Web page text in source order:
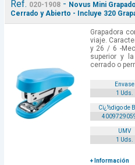
Ref. 020-1908- Novus Mini
Cerrado y Abierto - Incluye 320
Grapadora
viaje.
y 26 / 6 -
superior y
cerrado o
Envase
1 Uds.
Cï¿½digo de
UMV
1 Uds.
+ Información